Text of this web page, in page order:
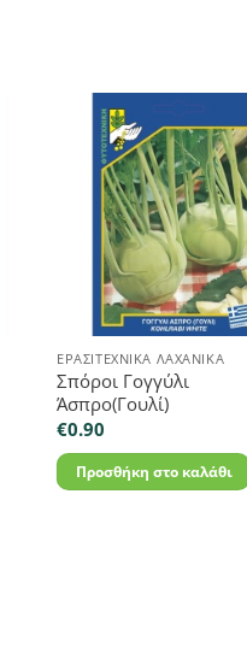
ΕΡΑΣΙΤΕΧΝΙΚΆ ΛΑΧΑΝΙΚΆ
Σπόροι Γογγύλι
Άσπρο(Γουλί)
€0.90
Προσθήκη στο καλάθι